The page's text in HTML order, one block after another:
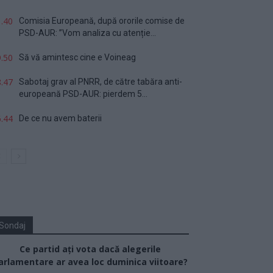
Comisia Europeană, după ororile comise de
PSD-AUR: ”Vom analiza cu atenție...
Să vă amintesc cine e Voineag
Sabotaj grav al PNRR, de către tabăra anti-
europeană PSD-AUR: pierdem 5...
De ce nu avem baterii
Ce partid ați vota dacă alegerile
ar avea loc duminica viitoare?